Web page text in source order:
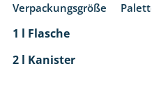
Verpackungsgröße
1 l Flasche
2 l Kanister